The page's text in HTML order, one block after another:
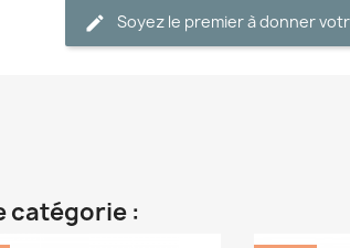
Soyez le premier à donner
catégorie :